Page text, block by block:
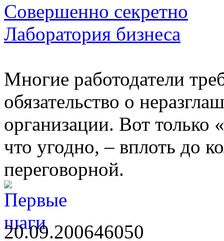
Совершенно секретно
Лаборатория бизнеса
Многие работодатели
обязательство о
организации. Вот только
что угодно, – вплоть до
переговорной.
20.09.200646050